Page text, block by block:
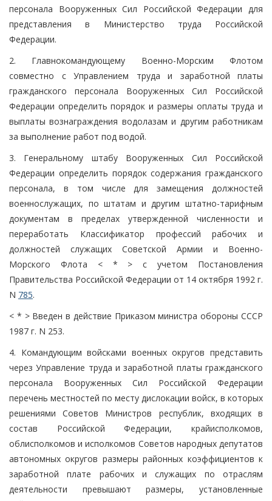
персонала Вооруженных Сил Российской Федерации для
представления в Министерство труда Российской
Федерации.
2. Главнокомандующему Военно-Морским Флотом
совместно с Управлением труда и заработной платы
гражданского персонала Вооруженных Сил Российской
Федерации определить порядок и размеры оплаты труда и
выплаты вознаграждения водолазам и другим работникам
за выполнение работ под водой.
3. Генеральному штабу Вооруженных Сил Российской
Федерации определить порядок содержания гражданского
персонала, в том числе для замещения должностей
военнослужащих, по штатам и другим штатно-тарифным
документам в пределах утвержденной численности и
переработать Классификатор профессий рабочих и
должностей служащих Советской Армии и Военно-
Морского Флота < * > с учетом Постановления
Правительства Российской Федерации от 14 октября 1992 г.
N 785.
< * > Введен в действие Приказом министра обороны СССР
1987 г. N 253.
4. Командующим войсками военных округов представить
через Управление труда и заработной платы гражданского
персонала Вооруженных Сил Российской Федерации
перечень местностей по месту дислокации войск, в которых
решениями Советов Министров республик, входящих в
состав Российской Федерации, крайисполкомов,
облисполкомов и исполкомов Советов народных депутатов
автономных округов размеры районных коэффициентов к
заработной плате рабочих и служащих по отраслям
деятельности превышают размеры, установленные